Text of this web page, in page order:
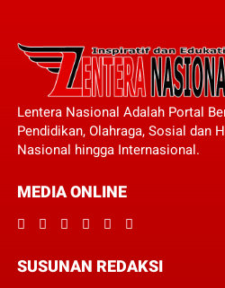
Lentera Nasional Adalah Portal
Pendidikan, Olahraga, Sosial dan
Nasional hingga Internasional.
MEDIA ONLINE
SUSUNAN REDAKSI